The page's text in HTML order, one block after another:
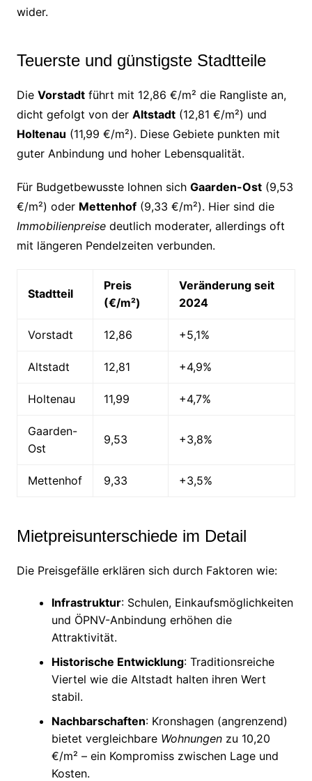
wider.
Teuerste und günstigste Stadtteile
Die Vorstadtführt mit 12,86 €/m² die Rangliste an,
dicht gefolgt von der Altstadt(12,81 €/m²) und
Holtenau (11,99 €/m²). Diese Gebiete punkten mit
guter Anbindung und hoher Lebensqualität.
Für Budgetbewusste lohnen sich Gaarden-Ost(9,53
€/m²) oder Mettenhof(9,33 €/m²). Hier sind die
Immobilienpreisedeutlich moderater, allerdings oft
mit längeren Pendelzeiten verbunden.
Stadtteil
Preis
(€/m²)
Veränderung seit
2024
Vorstadt 12,86 +5,1%
Altstadt 12,81 +4,9%
Holtenau 11,99 +4,7%
Gaarden-
Ost
9,53 +3,8%
Mettenhof 9,33 +3,5%
Mietpreisunterschiede im Detail
Die Preisgefälle erklären sich durch Faktoren wie:
Infrastruktur: Schulen, Einkaufsmöglichkeiten
und ÖPNV-Anbindung erhöhen die
Attraktivität.
Historische Entwicklung: Traditionsreiche
Viertel wie die Altstadt halten ihren Wert
stabil.
Nachbarschaften: Kronshagen (angrenzend)
bietet vergleichbare Wohnungenzu 10,20
€/m² – ein Kompromiss zwischen Lage und
Kosten.